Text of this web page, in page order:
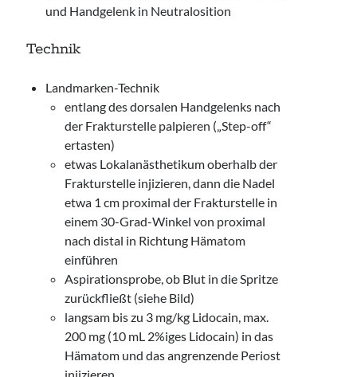
und Handgelenk in Neutralosition
Technik
Landmarken-Technik
entlang des dorsalen Handgelenks nach
der Frakturstelle palpieren („Step-off“
ertasten)
etwas Lokalanästhetikum oberhalb der
Frakturstelle injizieren, dann die Nadel
etwa 1 cm proximal der Frakturstelle in
einem 30-Grad-Winkel von proximal
nach distal in Richtung Hämatom
einführen
Aspirationsprobe, ob Blut in die Spritze
zurückfließt (siehe Bild)
langsam bis zu 3 mg/kg Lidocain, max.
200 mg (10 mL 2%iges Lidocain) in das
Hämatom und das angrenzende Periost